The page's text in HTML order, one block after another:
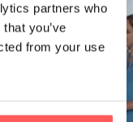
partners who
you’ve
from your use
nu een woning